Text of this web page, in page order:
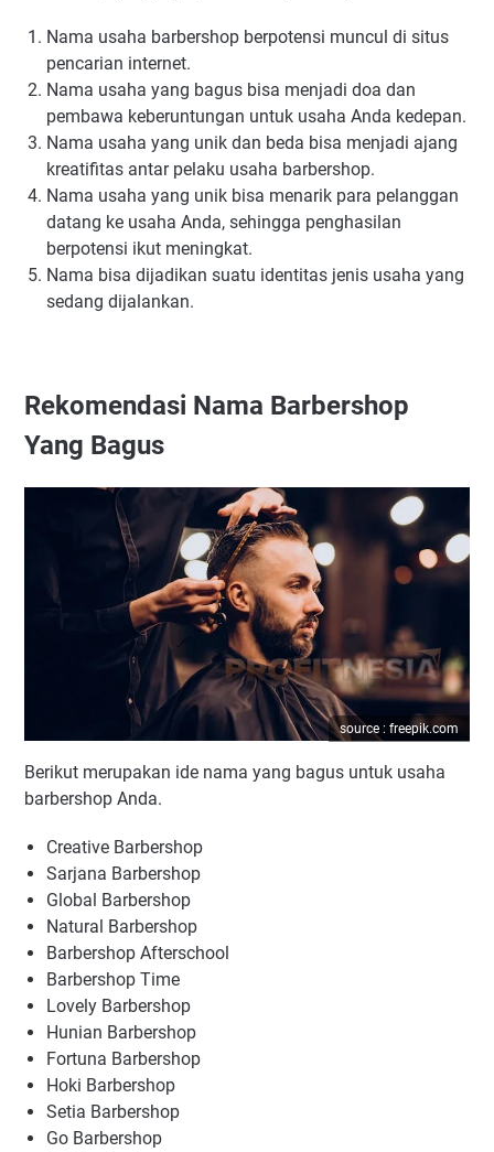
Nama usaha barbershop berpotensi muncul di situs
pencarian internet.
Nama usaha yang bagus bisa menjadi doa dan
pembawa keberuntungan untuk usaha Anda kedepan.
Nama usaha yang unik dan beda bisa menjadi ajang
kreatifitas antar pelaku usaha barbershop.
Nama usaha yang unik bisa menarik para pelanggan
datang ke usaha Anda, sehingga penghasilan
berpotensi ikut meningkat.
Nama bisa dijadikan suatu identitas jenis usaha yang
sedang dijalankan.
Rekomendasi Nama Barbershop
Yang Bagus
source : freepik.com
Berikut merupakan ide nama yang bagus untuk usaha
barbershop Anda.
Creative Barbershop
Sarjana Barbershop
Global Barbershop
Natural Barbershop
Barbershop Afterschool
Barbershop Time
Lovely Barbershop
Hunian Barbershop
Fortuna Barbershop
Hoki Barbershop
Setia Barbershop
Go Barbershop